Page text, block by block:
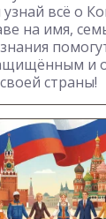
всё о
на имя,
и
страны!